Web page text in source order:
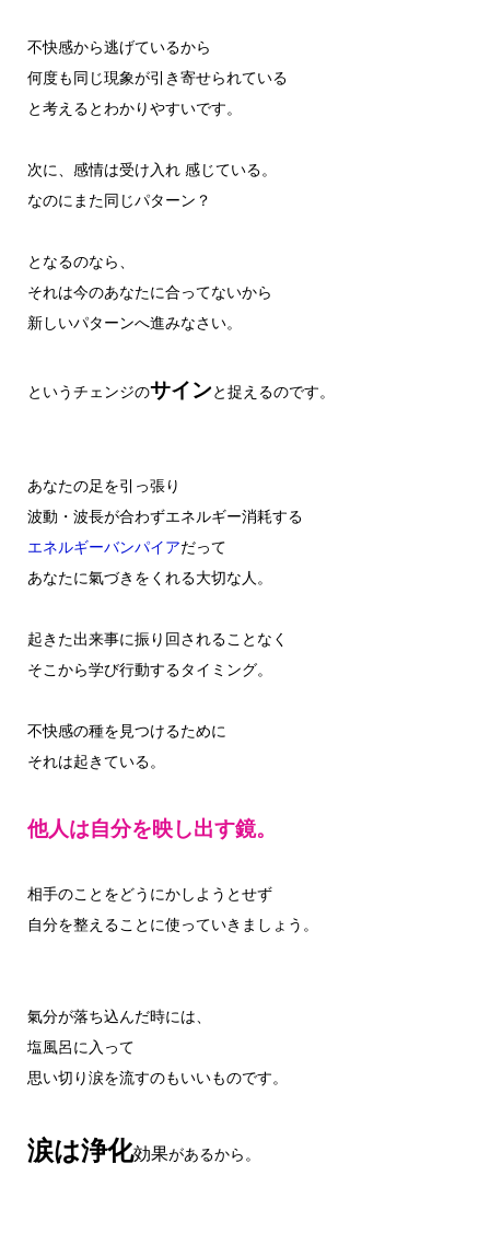
不快感から逃げているから
何度も同じ現象が引き寄せられている
と考えるとわかりやすいです。
次に、感情は受け入れ 感じている。
なのにまた同じパターン？
となるのなら、
それは今のあなたに合ってないから
新しいパターンへ進みなさい。
というチェンジのサイン と捉えるのです。
あなたの足を引っ張り
波動・波長が合わずエネルギー消耗する
エネルギーバンパイアだって
あなたに氣づきをくれる大切な人。
起きた出来事に振り回されることなく
そこから学び行動するタイミング。
不快感の種を見つけるために
それは起きている。
他人は自分を映し出す鏡。
相手のことをどうにかしようとせず
自分を整えることに使っていきましょう。
氣分が落ち込んだ時には、
塩風呂に入って
思い切り涙を流すのもいいものです。
涙は浄化効果があるから。